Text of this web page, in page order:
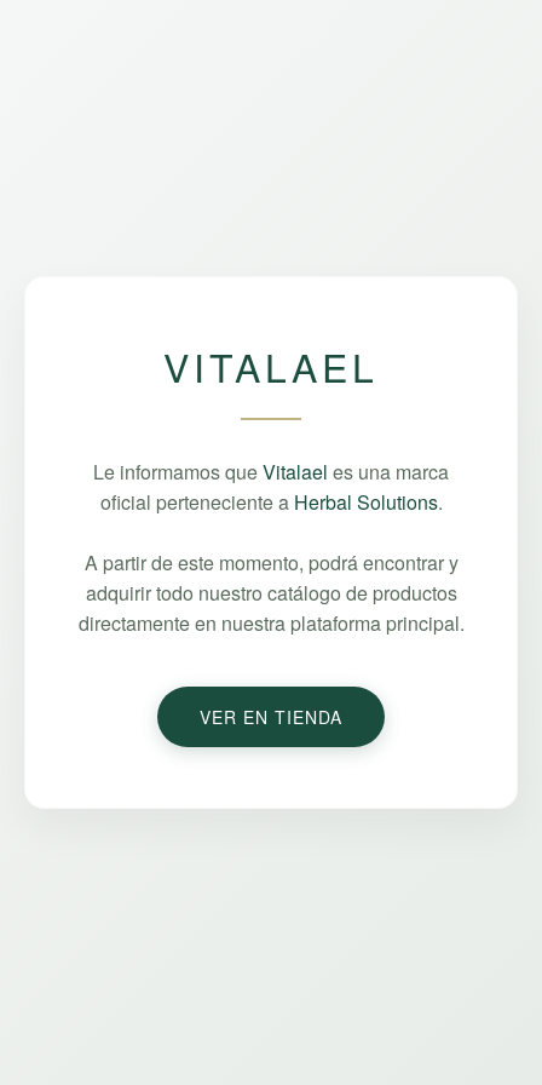
VITALAEL
Le informamos queVitalael es una marca
oficial perteneciente a Herbal Solutions.
A partir de este momento, podrá encontrar y
adquirir todo nuestro catálogo de productos
directamente en nuestra plataforma principal.
VER EN TIENDA